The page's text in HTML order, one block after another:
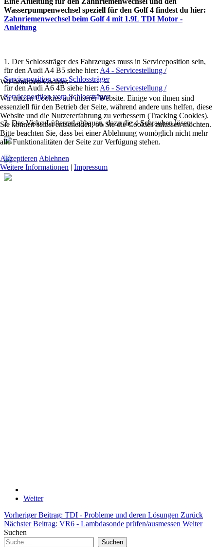
Wasserpumpenwechsel speziell für den Golf 4 findest du hier:
Zahnriemenwechsel beim Golf 4 mit 1.9L TDI Motor -
Anleitung
1. Der Schlossträger des Fahrzeuges muss in Serviceposition sein,
für den Audi A4 B5 siehe hier: A4 - Servicestellung /
Serviceposition vom Schlossträger
für den Audi A6 4B siehe hier: A6 - Servicestellung /
Serviceposition vom Schlossträger
2. Das Visko-Lüfterrad abbauen, dazu die 4 Schrauben lösen:
Weiter
Vorheriger Beitrag: TDI - Probleme und deren Lösungen Zurück
Nächster Beitrag: VR6 - Lambdasonde prüfen/ausmessen Weiter
Suchen
Suchen
Wir benutzen Cookies
Wir nutzen Cookies auf unserer Website. Einige von ihnen sind
essenziell für den Betrieb der Seite, während andere uns helfen, diese
Website und die Nutzererfahrung zu verbessern (Tracking Cookies).
Sie können selbst entscheiden, ob Sie die Cookies zulassen möchten.
Bitte beachten Sie, dass bei einer Ablehnung womöglich nicht mehr
alle Funktionalitäten der Seite zur Verfügung stehen.
Akzeptieren Ablehnen
Weitere Informationen | Impressum